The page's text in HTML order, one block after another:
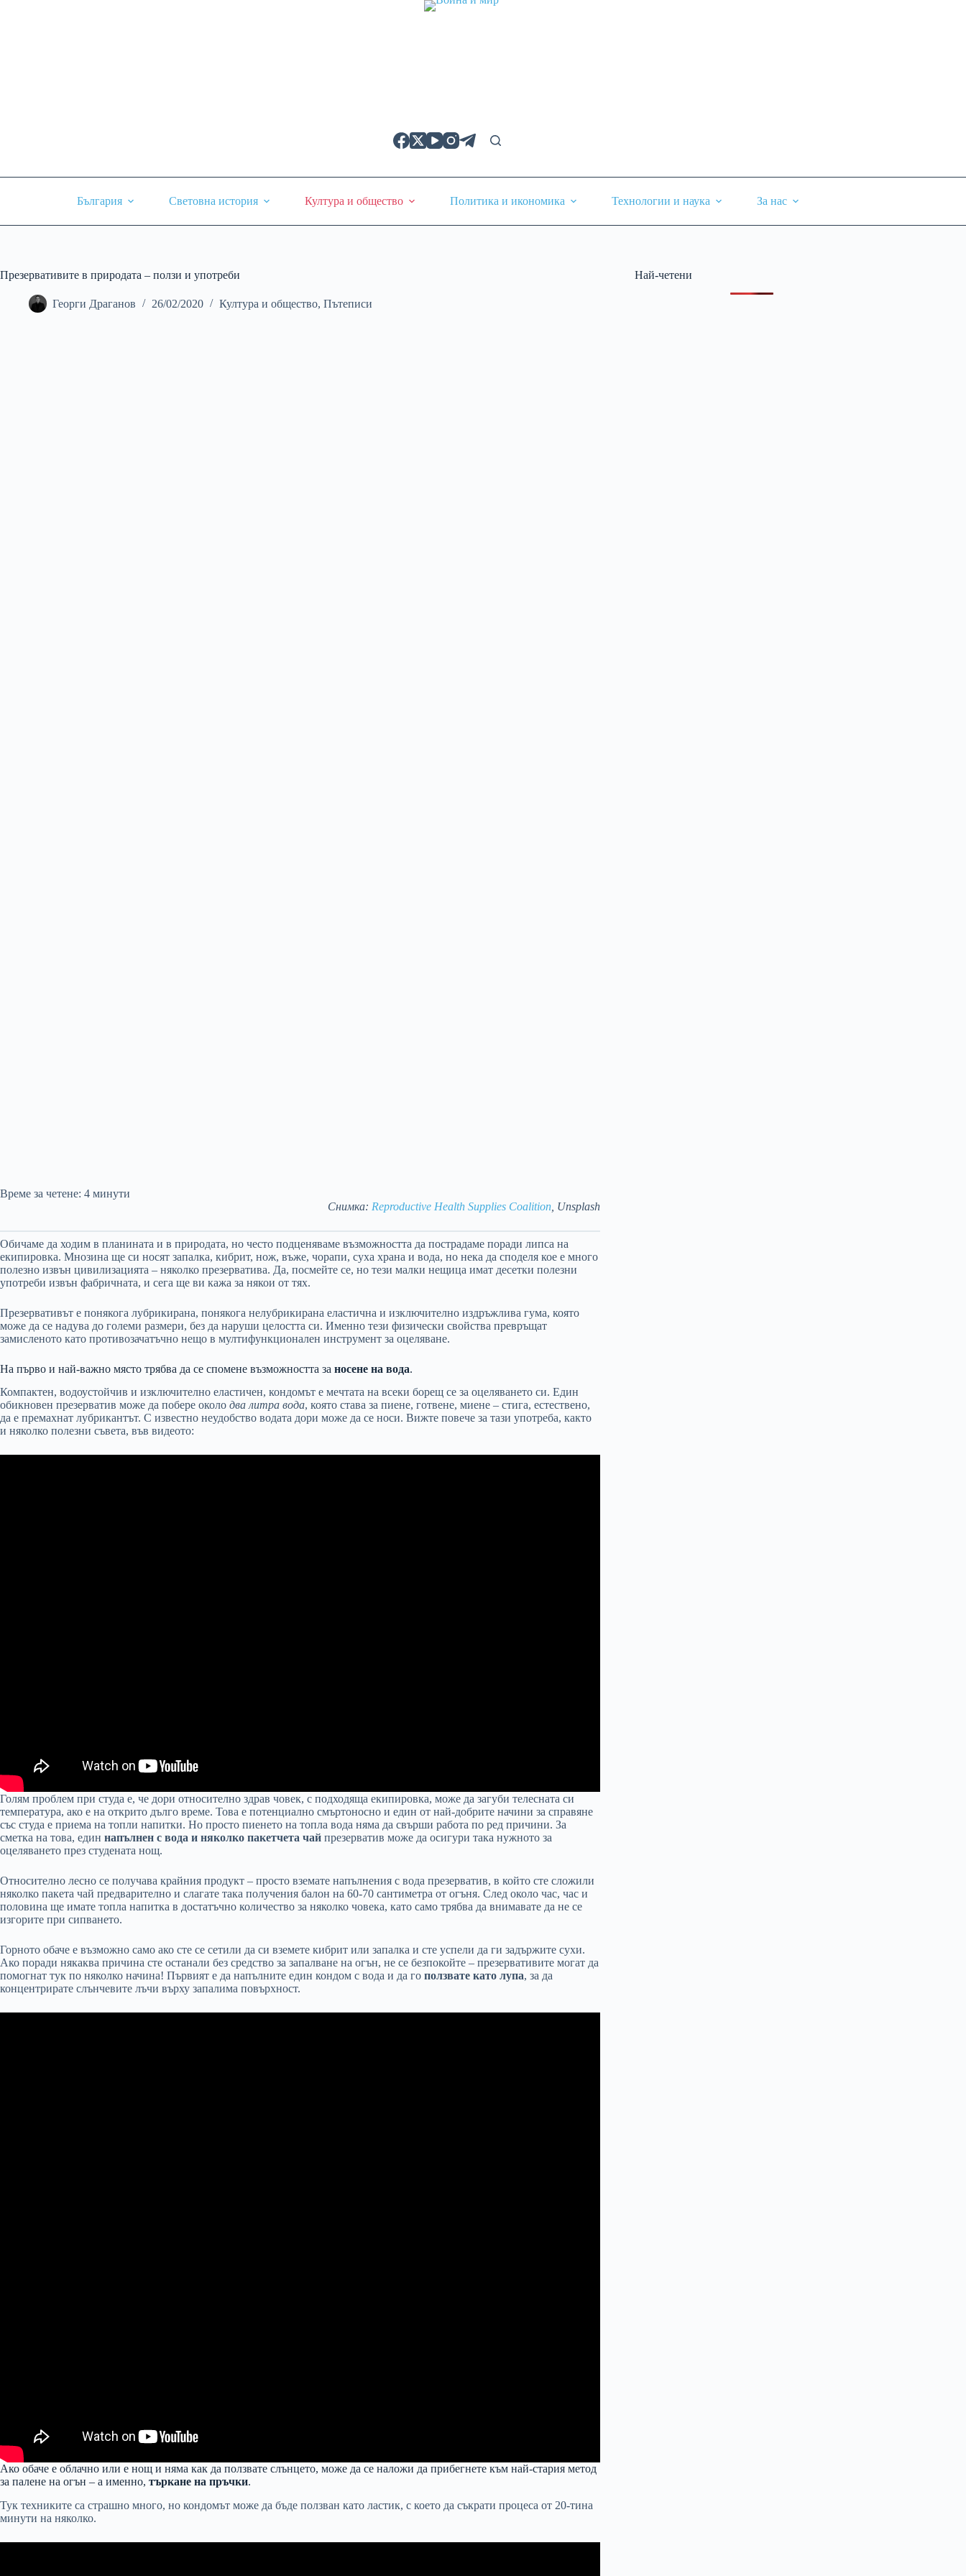
България Световна история Култура и общество Политика и икономика Технологии и наука За нас
Презервативите в природата – ползи и употреби
Георги Драганов 26/02/2020 Култура и общество, Пътеписи
Време за четене: 4 минути
Снимка: Reproductive Health Supplies Coalition, Unsplash
Обичаме да ходим в планината и в природата, но често подценяваме възможността да пострадаме поради липса на
екипировка. Мнозина ще си носят запалка, кибрит, нож, въже, чорапи, суха храна и вода, но нека да споделя кое е много
полезно извън цивилизацията – няколко презерватива. Да, посмейте се, но тези малки нещица имат десетки полезни
употреби извън фабричната, и сега ще ви кажа за някои от тях.
Презервативът е понякога лубрикирана, понякога нелубрикирана еластична и изключително издръжлива гума, която
може да се надува до големи размери, без да наруши целостта си. Именно тези физически свойства превръщат
замисленото като противозачатъчно нещо в мултифункционален инструмент за оцеляване.
На първо и най-важно място трябва да се спомене възможността за носене на вода.
Компактен, водоустойчив и изключително еластичен, кондомът е мечтата на всеки борещ се за оцеляването си. Един
обикновен презерватив може да побере около два литра вода, която става за пиене, готвене, миене – стига, естествено,
да е премахнат лубрикантът. С известно неудобство водата дори може да се носи. Вижте повече за тази употреба, както
и няколко полезни съвета, във видеото:
Голям проблем при студа е, че дори относително здрав човек, с подходяща екипировка, може да загуби телесната си
температура, ако е на открито дълго време. Това е потенциално смъртоносно и един от най-добрите начини за справяне
със студа е приема на топли напитки. Но просто пиенето на топла вода няма да свърши работа по ред причини. За
сметка на това, един напълнен с вода и няколко пакетчета чай презерватив може да осигури така нужното за
оцеляването през студената нощ.
Относително лесно се получава крайния продукт – просто вземате напълнения с вода презерватив, в който сте сложили
няколко пакета чай предварително и слагате така получения балон на 60-70 сантиметра от огъня. След около час, час и
половина ще имате топла напитка в достатъчно количество за няколко човека, като само трябва да внимавате да не се
изгорите при сипването.
Горното обаче е възможно само ако сте се сетили да си вземете кибрит или запалка и сте успели да ги задържите сухи.
Ако поради някаква причина сте останали без средство за запалване на огън, не се безпокойте – презервативите могат да
помогнат тук по няколко начина! Първият е да напълните един кондом с вода и да го ползвате като лупа, за да
концентрирате слънчевите лъчи върху запалима повърхност.
Ако обаче е облачно или е нощ и няма как да ползвате слънцето, може да се наложи да прибегнете към най-стария метод
за палене на огън – а именно, търкане на пръчки.
Тук техниките са страшно много, но кондомът може да бъде ползван като ластик, с което да съкрати процеса от 20-тина
минути на няколко.
Най-четени